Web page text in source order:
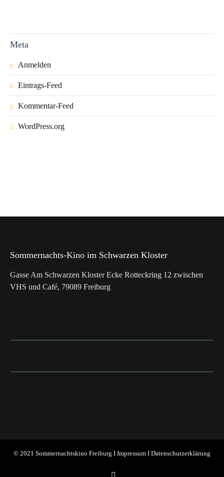
Meta
Anmelden
Eintrags-Feed
Kommentar-Feed
WordPress.org
Sommernachts-Kino im Schwarzen Kloster
Gasse Am Schwarzen Kloster Ecke Rotteckring 12 zwischen
VHS und Café, 79089 Freiburg
© 2021 Sommernachtskino Freiburg I Impressum I Datenschutzerklärung